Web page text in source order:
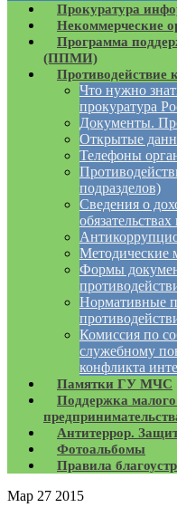
Прокуратура
Некоммерческие
Программа
(ППМИ)
Противодействие
Что нужно
прокуратура
Документы.
Открытые
Телефоны
подразделов)
Сведения о
Методические
Формы
Нормативные
Комиссия по
служебному
конфликта
Памятки ГУ МЧС
Поддержка малого
Антитеррор.
Фотоальбомы
Правила
Мар 27 2015